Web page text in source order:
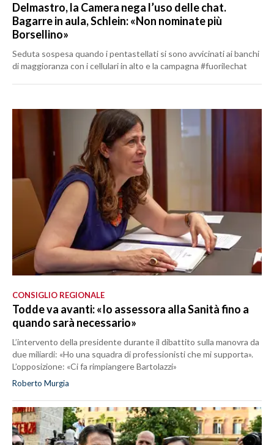
Delmastro, la Camera nega l’uso delle chat.
Bagarre in aula, Schlein: «Non nominate più
Borsellino»
Seduta sospesa quando i pentastellati si sono avvicinati ai banchi
di maggioranza con i cellulari in alto e la campagna #fuorilechat
CONSIGLIO REGIONALE
Todde va avanti: «Io assessora alla Sanità fino a
quando sarà necessario»
L’intervento della presidente durante il dibattito sulla manovra da
due miliardi: «Ho una squadra di professionisti che mi supporta».
L’opposizione: «Ci fa rimpiangere Bartolazzi»
Roberto Murgia